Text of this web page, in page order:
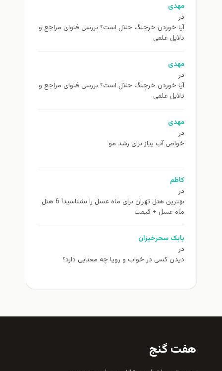
مهدی
در
آیا خوردن خرچنگ حلال است؟ بررسی فتوای مراجع و
دلایل علمی
مهدی
در
آیا خوردن خرچنگ حلال است؟ بررسی فتوای مراجع و
دلایل علمی
مهدی
در
خواص آب پیاز برای رشد مو
کاظم
در
بهترین هتل تهران برای ماه عسل را بشناسید! 6 هتل
ماه عسل + قیمت
بابک سحرخیزان
در
دیدن کسی در خواب و رویا چه معنایی دارد؟
هفت گنج